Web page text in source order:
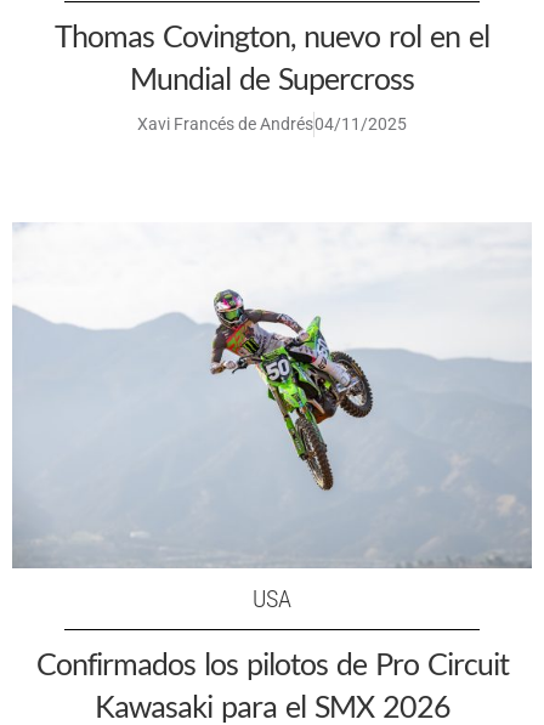
Thomas Covington, nuevo rol en el
Mundial de Supercross
Xavi Francés de Andrés04/11/2025
USA
Confirmados los pilotos de Pro Circuit
Kawasaki para el SMX 2026